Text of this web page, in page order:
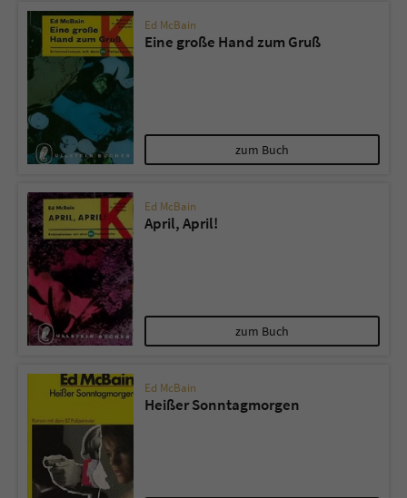
Ed McBain
Eine große Hand zum Gruß
zum Buch
Ed McBain
April, April!
zum Buch
Ed McBain
Heißer Sonntagmorgen